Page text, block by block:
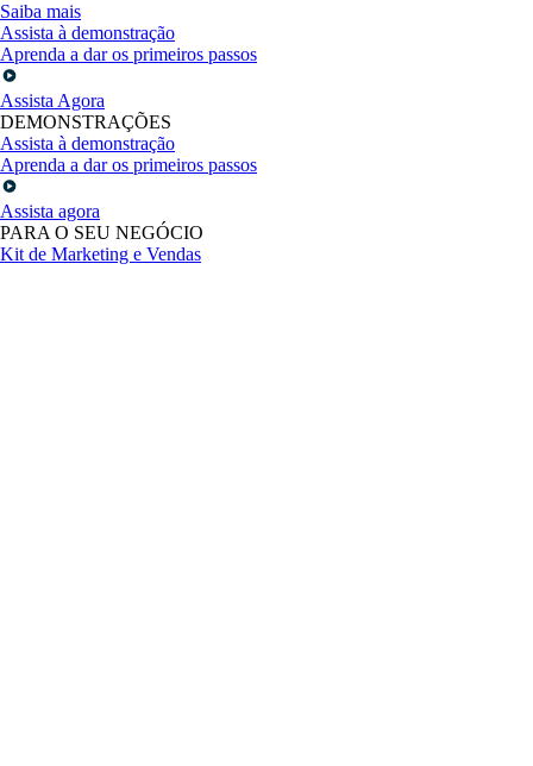
Saiba mais
Assista à demonstração
Aprenda a dar os primeiros passos
Assista Agora
DEMONSTRAÇÕES
Assista à demonstração
Aprenda a dar os primeiros passos
Assista agora
PARA O SEU NEGÓCIO
Kit de Marketing e Vendas